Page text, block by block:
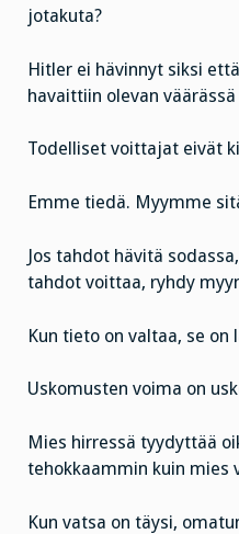
jotakuta?
Hitler ei hävinnyt siksi
havaittiin olevan
Todelliset voittajat eivät
Emme tiedä. Myymme
Jos tahdot hävitä
tahdot voittaa, ryhdy
Kun tieto on valtaa, se
Uskomusten voima on
Mies hirressä tyydyttää
tehokkaammin kuin mies
Kun vatsa on täysi,